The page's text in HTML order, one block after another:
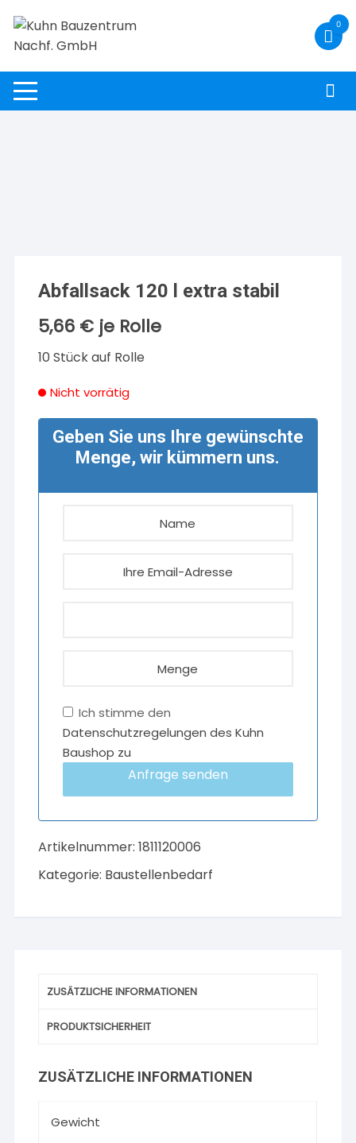
Inhalt
springen
0
Abfallsack 120 l extra stabil
5,66 € je Rolle
10 Stück auf Rolle
Nicht vorrätig
Geben Sie uns Ihre gewünschte
Menge, wir kümmern uns.
Ich stimme den
Datenschutzregelungen des Kuhn
Baushop zu
Anfrage senden
Artikelnummer:1811120006
Kategorie: Baustellenbedarf
ZUSÄTZLICHE INFORMATIONEN
PRODUKTSICHERHEIT
ZUSÄTZLICHE INFORMATIONEN
Gewicht